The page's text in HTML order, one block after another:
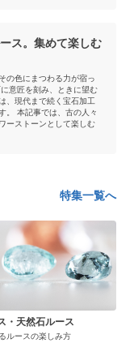
ス。集めて楽しむ
の色にまつわる力が宿っ
意匠を刻み、ときに望む
、現代まで続く宝石加工
。 本記事では、古の人々
ーストーンとして楽しむ
特集一覧へ
・天然石ルース
ルースの楽しみ方